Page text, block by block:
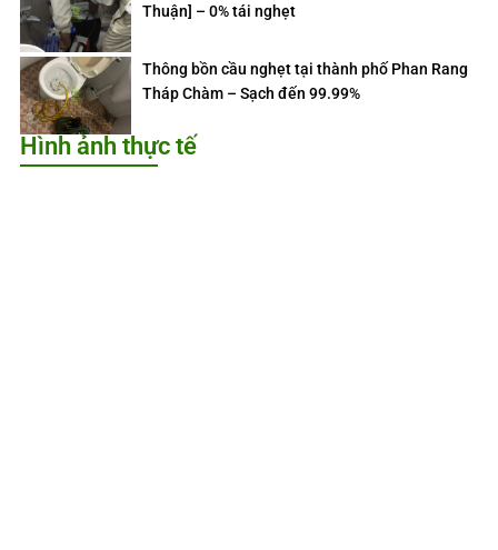
Thuận] – 0% tái nghẹt
Thông bồn cầu nghẹt tại thành phố Phan Rang
Tháp Chàm – Sạch đến 99.99%
Hình ảnh thực tế